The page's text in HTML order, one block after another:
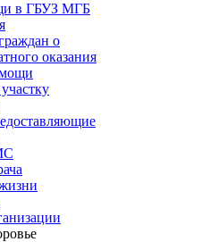
в ГБУЗ МГБ
о
оказания